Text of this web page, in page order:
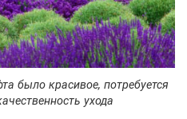
было красивое, потребуется
ухода